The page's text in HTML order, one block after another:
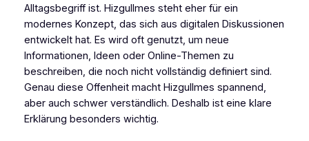
Alltagsbegriff ist. Hizgullmes steht eher für ein
modernes Konzept, das sich aus digitalen Diskussionen
entwickelt hat. Es wird oft genutzt, um neue
Informationen, Ideen oder Online-Themen zu
beschreiben, die noch nicht vollständig definiert sind.
Genau diese Offenheit macht Hizgullmes spannend,
aber auch schwer verständlich. Deshalb ist eine klare
Erklärung besonders wichtig.